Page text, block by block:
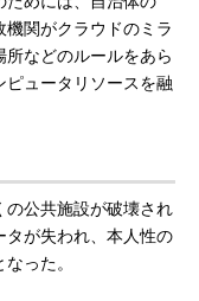
関がクラウドのミラ
などのルールをあら
ュータリソースを融
公共施設が破壊され
タが失われ、本人性の
った。